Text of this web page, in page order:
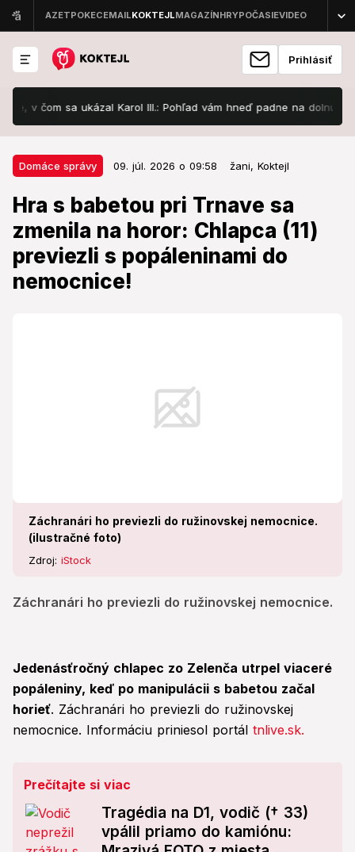
Prihlásiť
v čom sa ukázal Karol III.: Pohľad vám hneď padne na dolnú časť
Domáce správy 09. júl. 2026 o 09:58 žani, Koktejl
Hra s babetou pri Trnave sa
zmenila na horor: Chlapca (11)
previezli s popáleninami do
nemocnice!
Záchranári ho previezli do ružinovskej nemocnice.
(ilustračné foto)
Zdroj: iStock
Záchranári ho previezli do ružinovskej nemocnice.
Domáce správy 09. júl. 2026 o 09:58
Hra s babetou pri Trnave sa
zmenila na horor: Chlapca (11)
previezli s popáleninami do
nemocnice!
Jedenásťročný chlapec zo Zelenča utrpel viaceré
popáleniny, keď po manipulácii s babetou začal
horieť. Záchranári ho previezli do ružinovskej
nemocnice. Informáciu priniesol portál tnlive.sk.
Prečítajte si viac
Tragédia na D1, vodič († 33)
vpálil priamo do kamiónu: